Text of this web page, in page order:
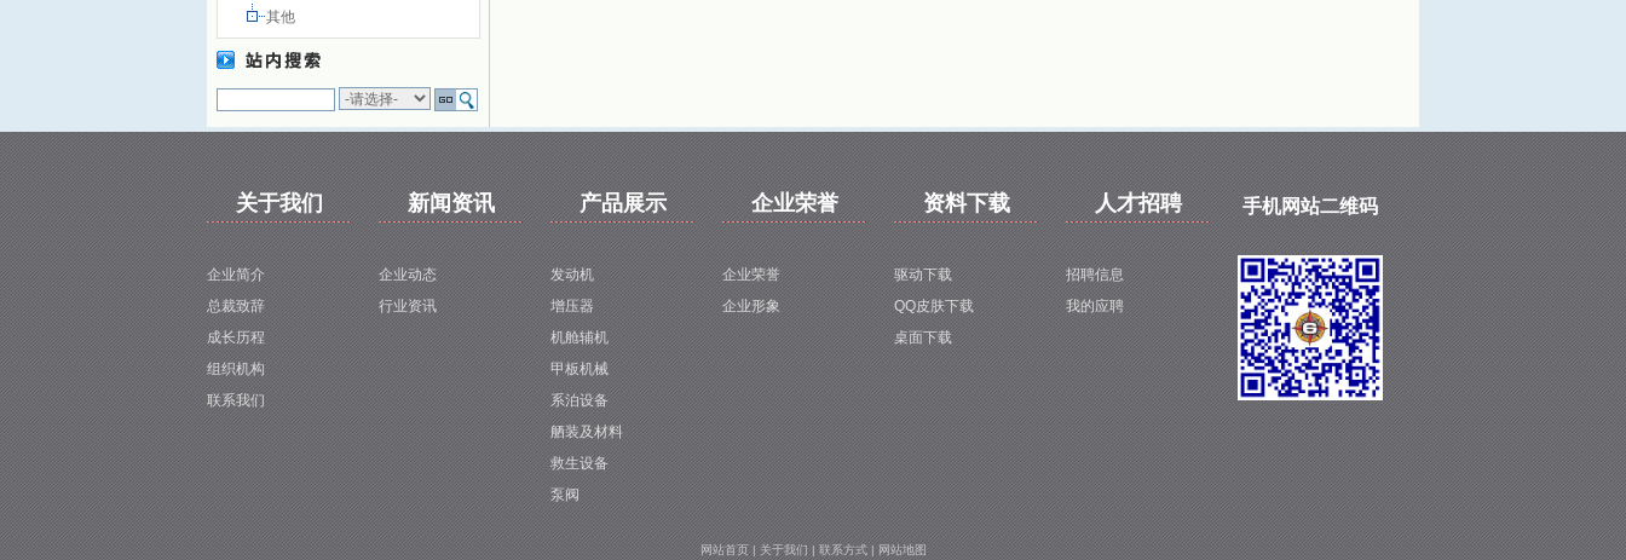
其他
关于我们
企业简介
总裁致辞
成长历程
组织机构
联系我们
新闻资讯
企业动态
行业资讯
产品展示
发动机
增压器
机舱辅机
甲板机械
系泊设备
舾装及材料
救生设备
泵阀
企业荣誉
企业荣誉
企业形象
资料下载
驱动下载
QQ皮肤下载
桌面下载
人才招聘
招聘信息
我的应聘
手机网站二维码
网站首页| 关于我们 | 联系方式| 网站地图